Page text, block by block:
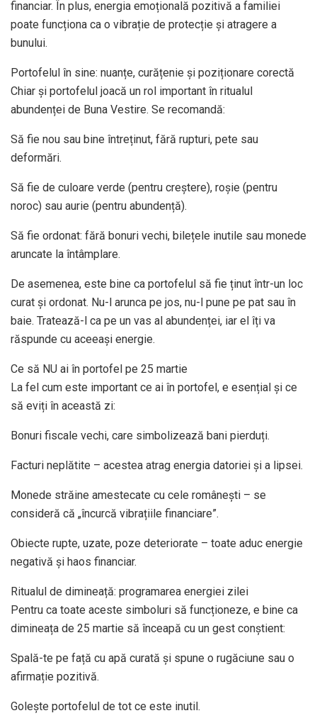
financiar. În plus, energia emoțională pozitivă a familiei
poate funcționa ca o vibrație de protecție și atragere a
bunului.
Portofelul în sine: nuanțe, curățenie și poziționare corectă
Chiar și portofelul joacă un rol important în ritualul
abundenței de Buna Vestire. Se recomandă:
Să fie nou sau bine întreținut, fără rupturi, pete sau
deformări.
Să fie de culoare verde (pentru creștere), roșie (pentru
noroc) sau aurie (pentru abundență).
Să fie ordonat: fără bonuri vechi, bilețele inutile sau monede
aruncate la întâmplare.
De asemenea, este bine ca portofelul să fie ținut într-un loc
curat și ordonat. Nu-l arunca pe jos, nu-l pune pe pat sau în
baie. Tratează-l ca pe un vas al abundenței, iar el îți va
răspunde cu aceeași energie.
Ce să NU ai în portofel pe 25 martie
La fel cum este important ce ai în portofel, e esențial și ce
să eviți în această zi:
Bonuri fiscale vechi, care simbolizează bani pierduți.
Facturi neplătite – acestea atrag energia datoriei și a lipsei.
Monede străine amestecate cu cele românești – se
consideră că „încurcă vibrațiile financiare”.
Obiecte rupte, uzate, poze deteriorate – toate aduc energie
negativă și haos financiar.
Ritualul de dimineață: programarea energiei zilei
Pentru ca toate aceste simboluri să funcționeze, e bine ca
dimineața de 25 martie să înceapă cu un gest conștient:
Spală-te pe față cu apă curată și spune o rugăciune sau o
afirmație pozitivă.
Golește portofelul de tot ce este inutil.